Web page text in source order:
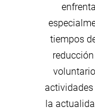
tiempos
actividades
la